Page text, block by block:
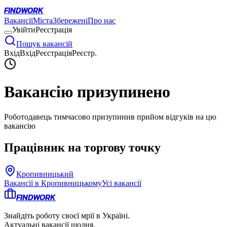
FINDWORK
ВакансіїМістаЗбереженіПро нас
УвійтиРеєстрація
Пошук вакансій
ВхідВхідРеєстраціяРеєстр.
Вакансію призупинено
Роботодавець тимчасово призупинив прийом відгуків на цю
вакансію
Працівник на торгову точку
Кропивницький
Вакансії в КропивницькомуУсі вакансії
FINDWORK
Знайдіть роботу своєї мрії в Україні.
Актуальні вакансії щодня.